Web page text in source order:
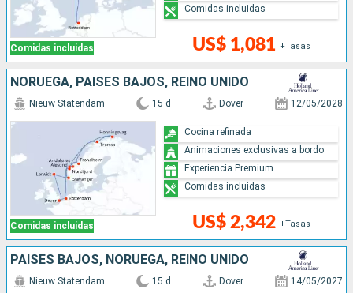
Comidas incluidas US$ 1,081 +Tasas
Comidas incluidas
NORUEGA, PAISES BAJOS, REINO UNIDO
Comidas incluidas
Nieuw Statendam 15 d Dover 12/05/2028
US$ 2,342 +Tasas
Cocina refinada
Animaciones exclusivas a bordo
Experiencia Premium
Comidas incluidas
PAISES BAJOS, NORUEGA, REINO UNIDO
Nieuw Statendam 15 d Dover 14/05/2027